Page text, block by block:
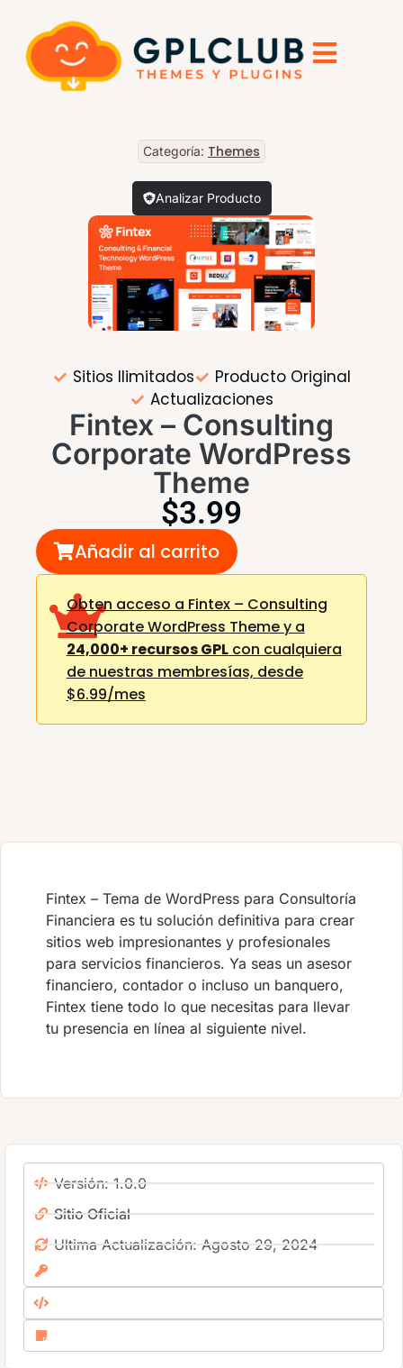
Categoría: Themes
Analizar Producto
Sitios Ilimitados
Producto Original
Actualizaciones
Fintex – Consulting
Corporate WordPress
Theme
$3.99
Añadir al carrito
Obten acceso a Fintex – Consulting
Corporate WordPress Theme y a
24,000+ recursos GPLcon cualquiera
de nuestras membresías, desde
$6.99/mes
Fintex – Tema de WordPress para Consultoría
Financiera es tu solución definitiva para crear
sitios web impresionantes y profesionales
para servicios financieros. Ya seas un asesor
financiero, contador o incluso un banquero,
Fintex tiene todo lo que necesitas para llevar
tu presencia en línea al siguiente nivel.
Versión: 1.0.0
Sitio Oficial
Ultima Actualización: Agosto 29, 2024